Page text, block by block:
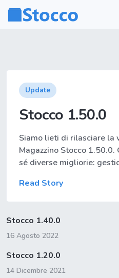
Update
Stocco 1.50.0
Siamo lieti di rilasciare la
Magazzino Stocco 1.50.0.
sé diverse migliorie:
Read Story
Stocco 1.40.0
16 Agosto 2022
Stocco 1.20.0
14 Dicembre 2021